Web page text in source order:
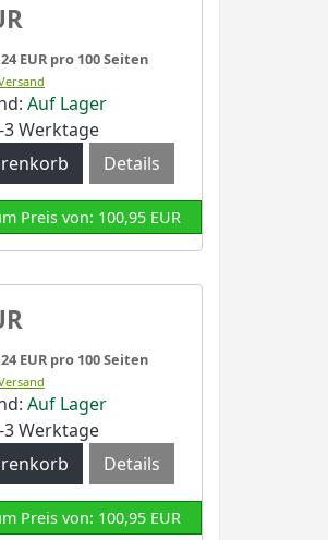
EUR pro 100 Seiten
Auf Lager
Werktage
Details
Preis von: 100,95 EUR
EUR pro 100 Seiten
Auf Lager
Werktage
Details
Preis von: 100,95 EUR